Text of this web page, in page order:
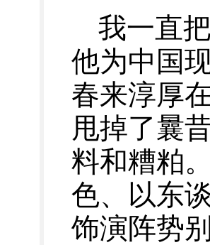
我一直
他为中国
春来淳厚
甩掉了曩
料和糟粕
色、以东
饰演阵势